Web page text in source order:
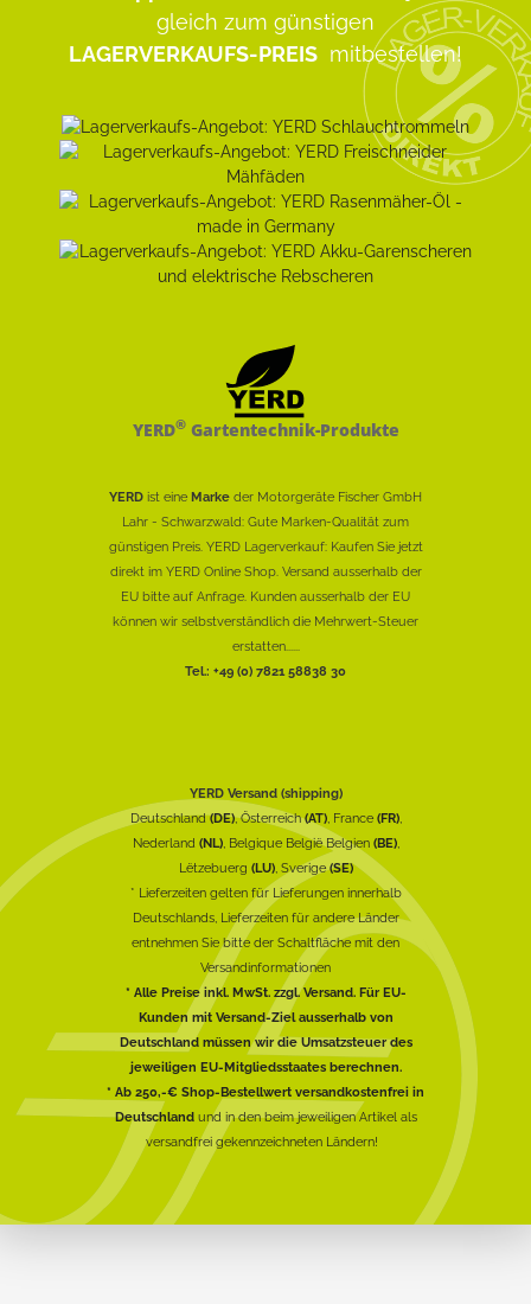
gleich zum günstigen
LAGERVERKAUFS-PREIS mitbestellen!
YERD®Gartentechnik-Produkte
YERD ist eine Marke der Motorgeräte Fischer GmbH
Lahr - Schwarzwald: Gute Marken-Qualität zum
günstigen Preis. YERD Lagerverkauf: Kaufen Sie jetzt
direkt im YERD Online Shop. Versand ausserhalb der
EU bitte auf Anfrage. Kunden ausserhalb der EU
können wir selbstverständlich die Mehrwert-Steuer
erstatten......
Tel.: +49 (0) 7821 58838 30
YERD Versand (shipping)
Deutschland(DE), Österreich(AT), France (FR),
Nederland (NL), Belgique België Belgien (BE),
Lëtzebuerg (LU), Sverige(SE)
* Lieferzeiten gelten für Lieferungen innerhalb
Deutschlands, Lieferzeiten für andere Länder
entnehmen Sie bitte der Schaltfläche mit den
Versandinformationen
* Alle Preise inkl. MwSt. zzgl. Versand. Für EU-
Kunden mit Versand-Ziel ausserhalb von
Deutschland müssen wir die Umsatzsteuer des
jeweiligen EU-Mitgliedsstaates berechnen.
* Ab 250,-€ Shop-Bestellwert versandkostenfrei in
Deutschlandund in den beim jeweiligen Artikel als
versandfrei gekennzeichneten Ländern!